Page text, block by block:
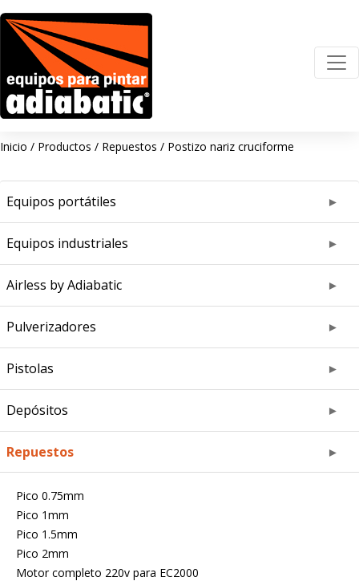
Inicio / Productos / Repuestos / Postizo nariz cruciforme
Equipos portátiles
Equipos industriales
Airless by Adiabatic
Pulverizadores
Pistolas
Depósitos
Repuestos
Pico 0.75mm
Pico 1mm
Pico 1.5mm
Pico 2mm
Motor completo 220v para EC2000